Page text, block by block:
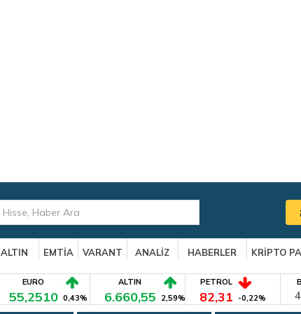
ALTIN EMTİA VARANT ANALİZ HABERLER
KRİPTO
EURO
55,2510 0,43%
ALTIN
6.660,55 2,59%
PETROL
82,31 -0,22%